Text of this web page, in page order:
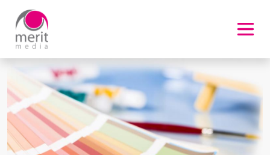
Overslaan en naar de inhoud gaan